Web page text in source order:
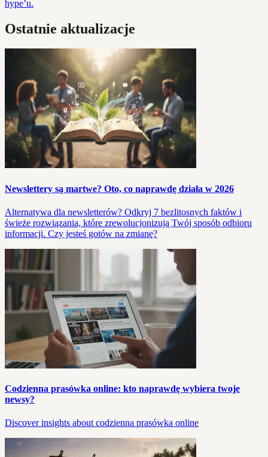
hype’u.
Ostatnie aktualizacje
Newslettery są martwe? Oto, co naprawdę działa w 2026
Alternatywa dla newsletterów? Odkryj 7 bezlitosnych faktów i
świeże rozwiązania, które zrewolucjonizują Twój sposób odbioru
informacji. Czy jesteś gotów na zmianę?
Codzienna prasówka online: kto naprawdę wybiera twoje
newsy?
Discover insights about codzienna prasówka online